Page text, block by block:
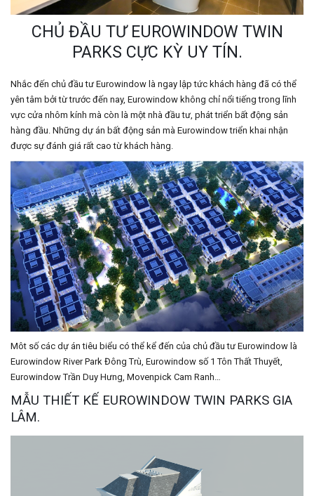
CHỦ ĐẦU TƯ EUROWINDOW TWIN
PARKS CỰC KỲ UY TÍN.
Nhắc đến chủ đầu tư Eurowindow là ngay lập tức khách hàng đã có thể
yên tâm bởi từ trước đến nay, Eurowindow không chỉ nổi tiếng trong lĩnh
vực cửa nhôm kính mà còn là một nhà đầu tư, phát triển bất động sản
hàng đầu. Những dự án bất động sản mà Eurowindow triển khai nhận
được sự đánh giá rất cao từ khách hàng.
Môt số các dự án tiêu biểu có thể kể đến của chủ đầu tư Eurowindow là
Eurowindow River Park Đông Trù, Eurowindow số 1 Tôn Thất Thuyết,
Eurowindow Trần Duy Hưng, Movenpick Cam Ranh…
MẪU THIẾT KẾ EUROWINDOW TWIN PARKS GIA
LÂM.